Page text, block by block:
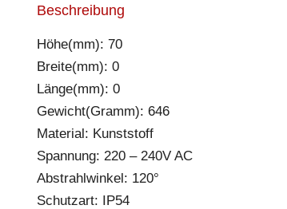
Beschreibung
Höhe(mm): 70
Breite(mm): 0
Länge(mm): 0
Gewicht(Gramm): 646
Material: Kunststoff
Spannung: 220 – 240V AC
Abstrahlwinkel: 120°
Schutzart: IP54